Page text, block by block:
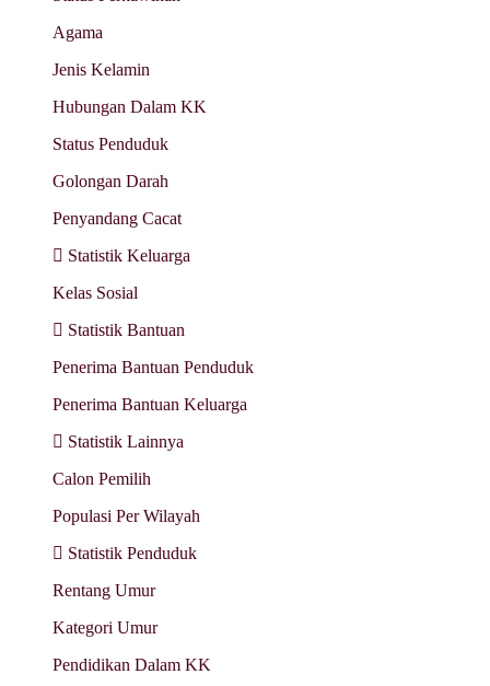
Agama
Jenis Kelamin
Hubungan Dalam KK
Status Penduduk
Golongan Darah
Penyandang Cacat
Statistik Keluarga
Kelas Sosial
Statistik Bantuan
Penerima Bantuan Penduduk
Penerima Bantuan Keluarga
Statistik Lainnya
Calon Pemilih
Populasi Per Wilayah
Statistik Penduduk
Rentang Umur
Kategori Umur
Pendidikan Dalam KK